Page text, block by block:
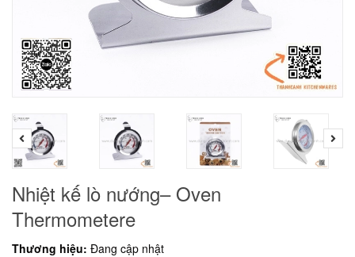
Nhiệt kế lò nướng– Oven
Thermometere
Thương hiệu: Đang cập nhật